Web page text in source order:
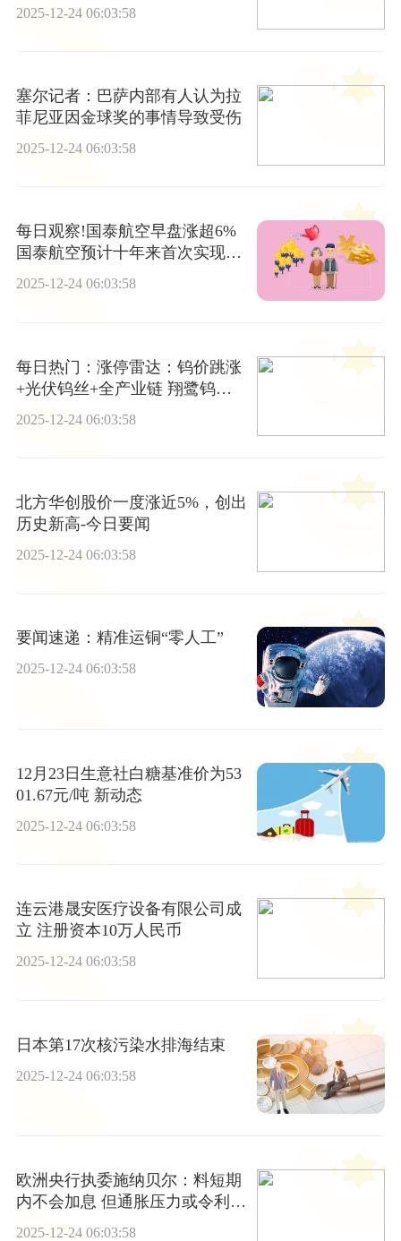
2025-12-24 06:03:58
塞尔记者：巴萨内部有人认为拉
菲尼亚因金球奖的事情导致受伤
2025-12-24 06:03:58
每日观察!国泰航空早盘涨超6%
国泰航空预计十年来首次实现连
续年度盈利增长
2025-12-24 06:03:58
每日热门：涨停雷达：钨价跳涨
+光伏钨丝+全产业链 翔鹭钨业
2025-12-24 06:03:58
北方华创股价一度涨近5%，创出
历史新高-今日要闻
2025-12-24 06:03:58
要闻速递：精准运铜“零人工”
2025-12-24 06:03:58
12月23日生意社白糖基准价为53
01.67元/吨 新动态
2025-12-24 06:03:58
连云港晟安医疗设备有限公司成
立 注册资本10万人民币
2025-12-24 06:03:58
日本第17次核污染水排海结束
2025-12-24 06:03:58
欧洲央行执委施纳贝尔：料短期
内不会加息 但通胀压力或令利率
2025-12-24 06:03:58